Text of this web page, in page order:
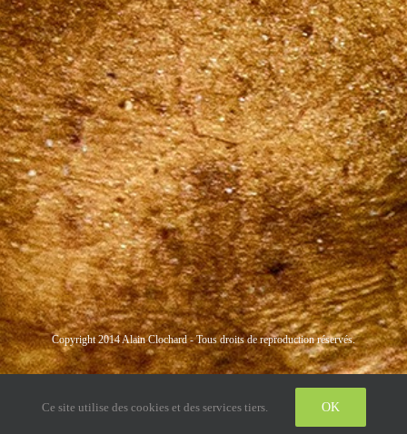
Copyright 2014 Alain Clochard - Tous droits de reproduction réservés.
InstagramLinkedInTwitter
Ce site utilise des cookies et des services tiers. OK